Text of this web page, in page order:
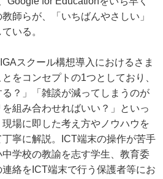
師らが、「いちばんやさしい」
いる。
スクール構想導入におけるさま
をコンセプトの1つとしており、
る？」「雑談が減ってしまうのが
組み合わせればいい？」といっ
場に即した考え方やノウハウを
寧に解説。ICT端末の操作が苦手
学校の教諭を志す学生、教育委
絡をICT端末で行う保護者等にお